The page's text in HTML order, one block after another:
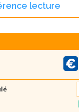
lecture